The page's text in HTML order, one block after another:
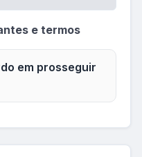
e termos
em prosseguir